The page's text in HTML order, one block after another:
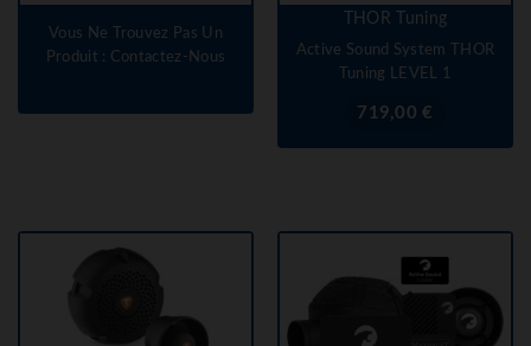
Vous Ne Trouvez Pas Un
Produit : Contactez-Nous
THOR Tuning
Active Sound System THOR
Tuning LEVEL 1
Prix
719,00 €